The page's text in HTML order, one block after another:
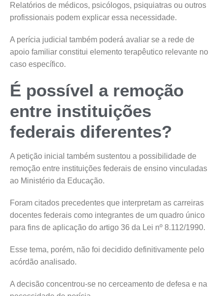
Relatórios de médicos, psicólogos, psiquiatras ou outros
profissionais podem explicar essa necessidade.
A perícia judicial também poderá avaliar se a rede de
apoio familiar constitui elemento terapêutico relevante no
caso específico.
É possível a remoção
entre instituições
federais diferentes?
A petição inicial também sustentou a possibilidade de
remoção entre instituições federais de ensino vinculadas
ao Ministério da Educação.
Foram citados precedentes que interpretam as carreiras
docentes federais como integrantes de um quadro único
para fins de aplicação do artigo 36 da Lei nº 8.112/1990.
Esse tema, porém, não foi decidido definitivamente pelo
acórdão analisado.
A decisão concentrou-se no cerceamento de defesa e na